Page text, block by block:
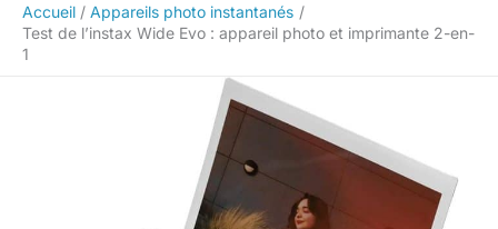
Accueil
Appareils photo instantanés
Test de l’instax Wide Evo : appareil photo et imprimante 2-en-
1